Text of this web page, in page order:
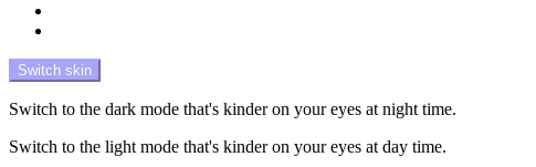
Switch skin
Switch to the dark mode that's kinder on your eyes at night time.
Switch to the light mode that's kinder on your eyes at day time.